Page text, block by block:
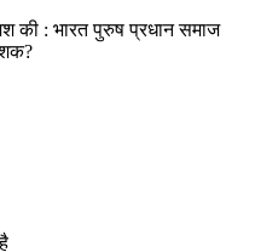
की : भारत पुरुष प्रधान समाज